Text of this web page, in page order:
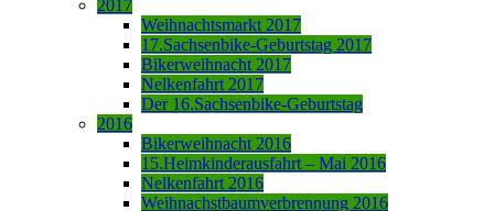
2017
Weihnachtsmarkt 2017
17.Sachsenbike-Geburtstag 2017
Bikerweihnacht 2017
Nelkenfahrt 2017
Der 16.Sachsenbike-Geburtstag
2016
Bikerweihnacht 2016
15.Heimkinderausfahrt – Mai 2016
Nelkenfahrt 2016
Weihnachstbaumverbrennung 2016